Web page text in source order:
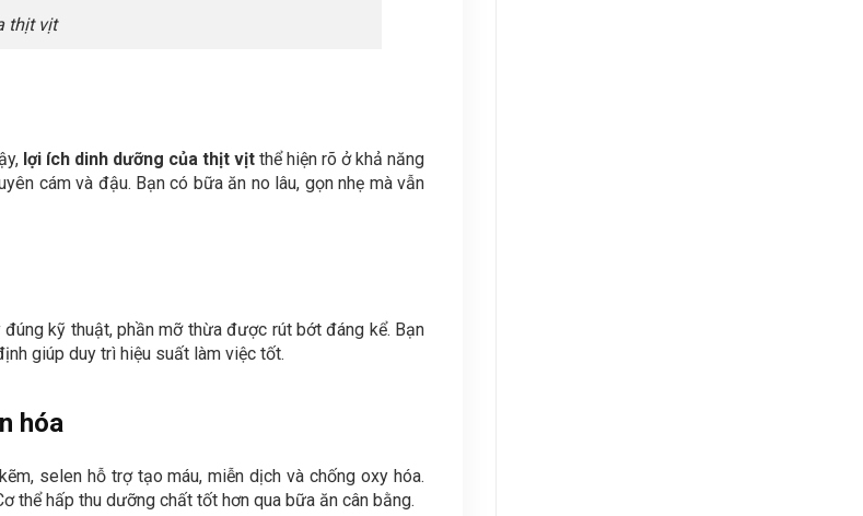
thịt vịt
lợi ích dinh dưỡng của thịt vịtthể hiện rõ ở khả năng
cám và đậu. Bạn có bữa ăn no lâu, gọn nhẹ mà vẫn
kỹ thuật, phần mỡ thừa được rút bớt đáng kể. Bạn
giúp duy trì hiệu suất làm việc tốt.
hóa
selen hỗ trợ tạo máu, miễn dịch và chống oxy hóa.
thể hấp thu dưỡng chất tốt hơn qua bữa ăn cân bằng.